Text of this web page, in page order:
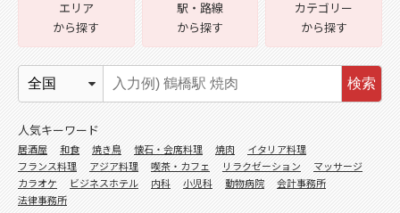
エリア
から探す
駅・路線
から探す
カテゴリー
から探す
検索
人気キーワード
居酒屋 和食 焼き鳥 懐石・会席料理 焼肉
イタリア料理
フランス料理
アジア料理 喫茶・カフェ リラクゼーション
マッサージ
カラオケ
ビジネスホテル 内科 小児科 動物病院
会計事務所
法律事務所